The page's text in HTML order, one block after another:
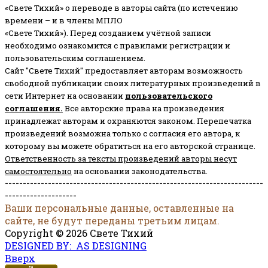
«Свете Тихий» о переводе в авторы сайта (по истечению
времени – и в члены МПЛО
«Свете Тихий»). Перед созданием учётной записи
необходимо ознакомится с правилами регистрации и
пользовательским соглашением.
Сайт "Свете Тихий" предоставляет авторам возможность
свободной публикации своих литературных произведений в
сети Интернет на основании пользовательского
соглашения. Все авторские права на произведения
принадлежат авторам и охраняются законом. Перепечатка
произведений возможна только с согласия его автора, к
которому вы можете обратиться на его авторской странице.
Ответственность за тексты произведений авторы несут
самостоятельно на основании законодательства.
------------------------------------------------------------------------
--------------------
Ваши персональные данные, оставленные на
сайте, не будут переданы третьим лицам.
Copyright © 2026 Свете Тихий
DESIGNED BY: AS DESIGNING
Вверх